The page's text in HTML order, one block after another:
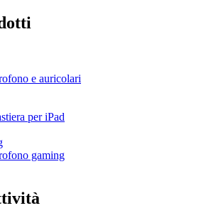
e auricolari
per iPad
gaming